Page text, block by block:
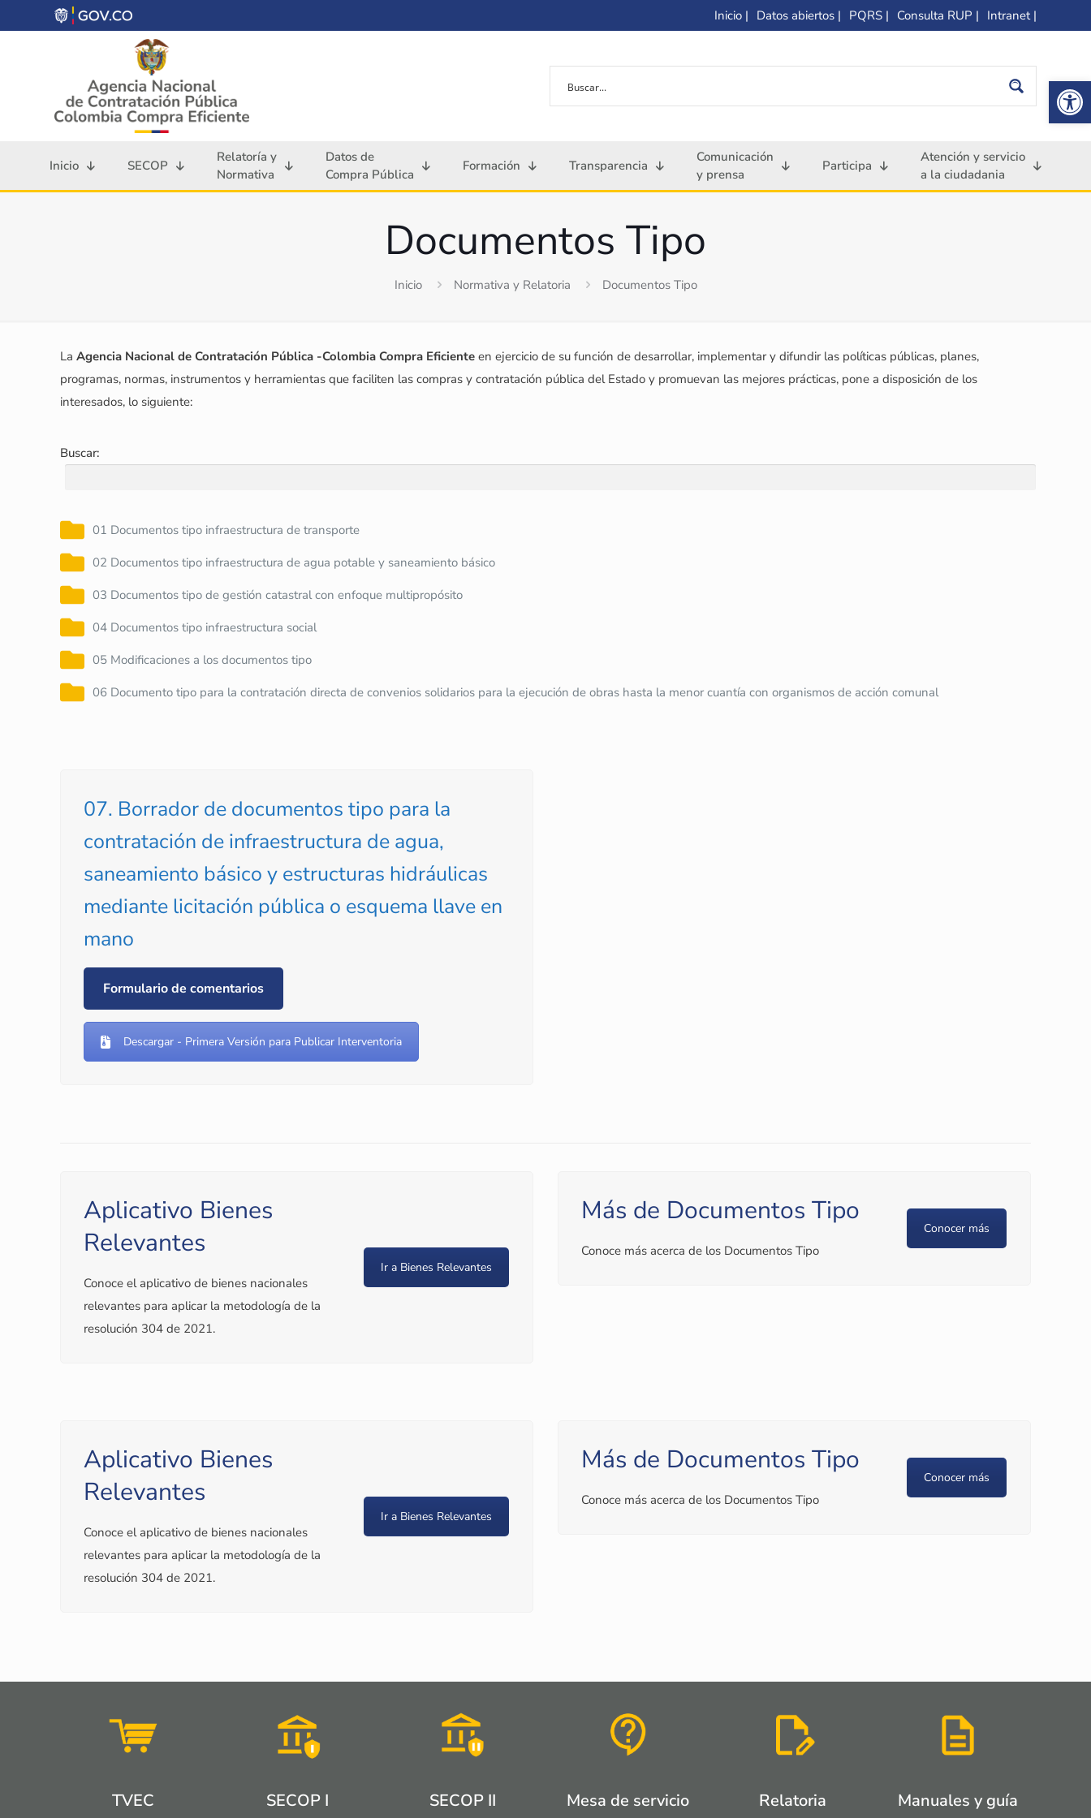
Inicio | Datos abiertos | PQRS | Consulta RUP | Intranet |
Inicio SECOP
Relatoría y
Normativa
Datos de
Compra Pública
Formación Transparencia
Comunicación
y prensa
Participa
Atención y servicio
a la ciudadania
Documentos Tipo
Inicio Normativa y Relatoria Documentos Tipo
LaAgencia Nacional de Contratación Pública -Colombia Compra Eficienteen ejercicio de su función de desarrollar, implementar y difundir las políticas públicas, planes,
programas, normas, instrumentos y herramientas que faciliten las compras y contratación pública del Estado y promuevan las mejores prácticas, pone a disposición de los
interesados, lo siguiente:
Buscar:
01 Documentos tipo infraestructura de transporte
02 Documentos tipo infraestructura de agua potable y saneamiento básico
03 Documentos tipo de gestión catastral con enfoque multipropósito
04 Documentos tipo infraestructura social
05 Modificaciones a los documentos tipo
06 Documento tipo para la contratación directa de convenios solidarios para la ejecución de obras hasta la menor cuantía con organismos de acción comunal
07. Borrador de documentos tipo para la
contratación de infraestructura de agua,
saneamiento básico y estructuras hidráulicas
mediante licitación pública o esquema llave en
mano
Formulario de comentarios
Descargar - Primera Versión para Publicar Interventoria
Aplicativo Bienes
Relevantes
Conoce el aplicativo de bienes nacionales
relevantes para aplicar la metodología de la
resolución 304 de 2021.
Ir a Bienes Relevantes
Más de Documentos Tipo
Conoce más acerca de los Documentos Tipo
Conocer más
Aplicativo Bienes
Relevantes
Conoce el aplicativo de bienes nacionales
relevantes para aplicar la metodología de la
resolución 304 de 2021.
Ir a Bienes Relevantes
Más de Documentos Tipo
Conoce más acerca de los Documentos Tipo
Conocer más
TVEC SECOP I SECOP II Mesa de servicio Relatoria Manuales y guía